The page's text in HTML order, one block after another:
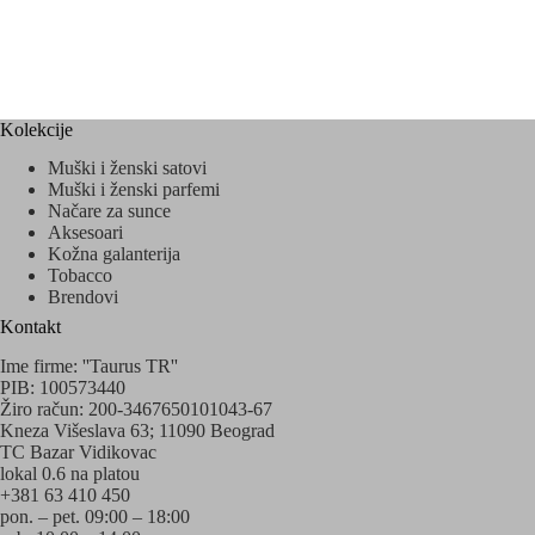
Kolekcije
Muški i ženski satovi
Muški i ženski parfemi
Načare za sunce
Aksesoari
Kožna galanterija
Tobacco
Brendovi
Kontakt
Ime firme: ''Taurus TR''
PIB: 100573440
Žiro račun: 200-3467650101043-67
Kneza Višeslava 63; 11090 Beograd
TC Bazar Vidikovac
lokal 0.6 na platou
+381 63 410 450
pon. – pet. 09:00 – 18:00